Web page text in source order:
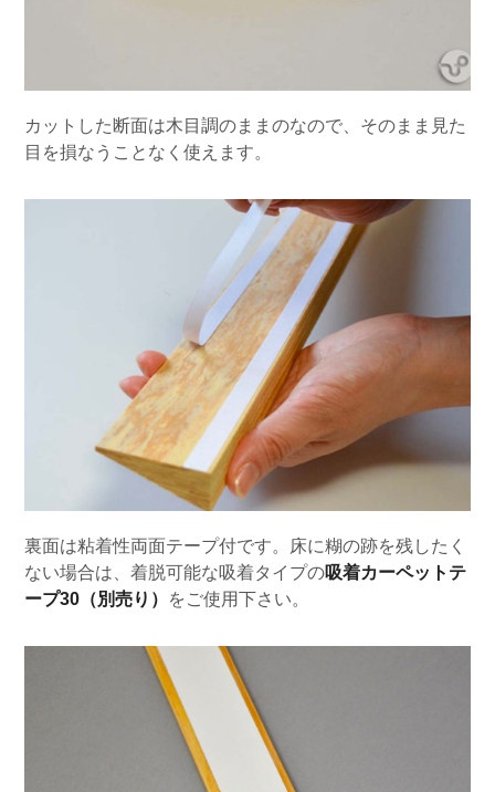
カットした断面は木目調のままのなので、そのまま見た
目を損なうことなく使えます。
裏面は粘着性両面テープ付です。床に糊の跡を残したく
ない場合は、着脱可能な吸着タイプの吸着カーペットテ
ープ30（別売り） をご使用下さい。